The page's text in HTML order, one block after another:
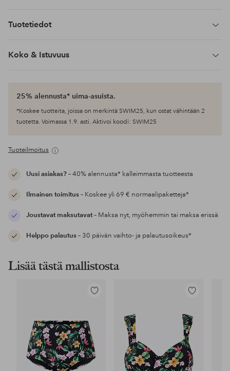
Tuotetiedot
Koko & Istuvuus
25% alennusta* uima-asuista.
*Koskee tuotteita, joissa on merkintä SWIM25, kun ostat vähintään 2
tuotetta. Voimassa 1.9. asti. Aktivoi koodi: SWIM25
Tuoteilmoitus
Uusi asiakas?– 40% alennusta* kalleimmasta tuotteesta
Ilmainen toimitus– Koskee yli 69 € normaalipaketteja*
Joustavat maksutavat– Maksa nyt, myöhemmin tai maksa erissä
Helppo palautus– 30 päivän vaihto- ja palautusoikeus*
Lisää tästä mallistosta
Lisää
Lisää